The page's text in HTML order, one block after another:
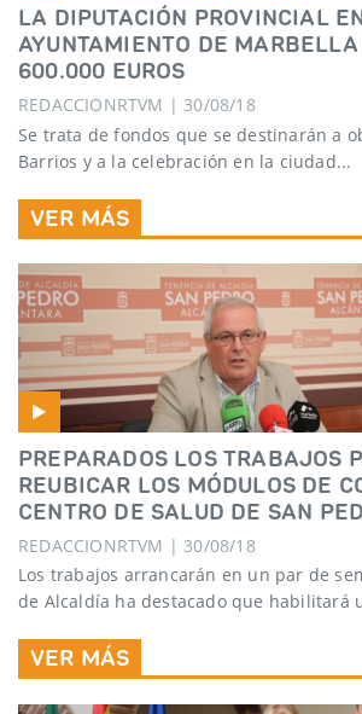
LA DIPUTACIÓN PROVINCIAL
AYUNTAMIENTO DE
600.000 EUROS
REDACCIONRTVM | 30/08/18
Se trata de fondos que se destinarán a
Barrios y a la celebración en la ciudad...
VER MÁS
PREPARADOS LOS TRABAJOS
REUBICAR LOS MÓDULOS DE
CENTRO DE SALUD DE SAN
REDACCIONRTVM | 30/08/18
Los trabajos arrancarán en un par de
de Alcaldía ha destacado que habilitará
VER MÁS